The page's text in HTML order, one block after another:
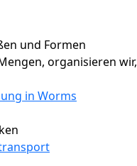
und Formen
organisieren wir,
in Worms